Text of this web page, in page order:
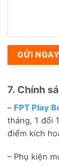
7. Chính
– FPT Play
tháng, 1 đổi
điểm kích
– Phụ kiện